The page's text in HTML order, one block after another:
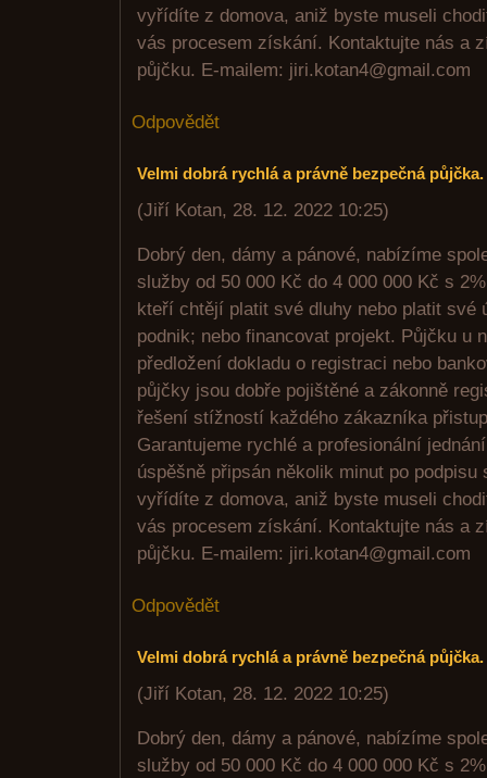
vyřídíte z domova, aniž byste museli
vás procesem získání. Kontaktujte nás a
půjčku. E-mailem: jiri.kotan4@gmail.com
Odpovědět
Velmi dobrá rychlá a právně bezpečná půjčka.
(Jiří Kotan, 28. 12. 2022 10:25)
Dobrý den, dámy a pánové, nabízíme
služby od 50 000 Kč do 4 000 000 Kč s
kteří chtějí platit své dluhy nebo platit své
podnik; nebo financovat projekt. Půjčku u
předložení dokladu o registraci nebo
půjčky jsou dobře pojištěné a zákonně
řešení stížností každého zákazníka
Garantujeme rychlé a profesionální
úspěšně připsán několik minut po
vyřídíte z domova, aniž byste museli
vás procesem získání. Kontaktujte nás a
půjčku. E-mailem: jiri.kotan4@gmail.com
Odpovědět
Velmi dobrá rychlá a právně bezpečná půjčka.
(Jiří Kotan, 28. 12. 2022 10:25)
Dobrý den, dámy a pánové, nabízíme
služby od 50 000 Kč do 4 000 000 Kč s